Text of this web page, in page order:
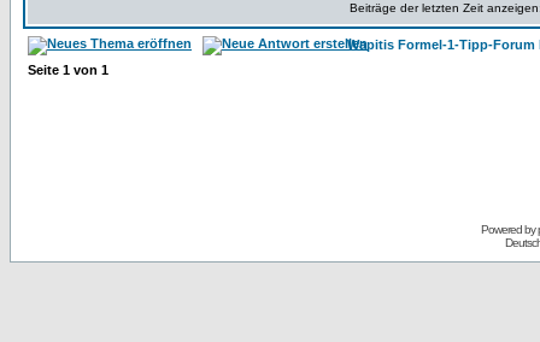
Beiträge der letzten Zeit
Wapitis Formel-1-Tipp-Forum
Seite 1 von 1
Powered by